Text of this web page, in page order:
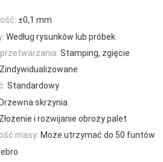
±0,1 mm
Według rysunków lub próbek
Stamping, zgięcie
Zindywidualizowane
Standardowy
Drzewna skrzynia
Złożenie i rozwijanie obroży palet
masy: Może utrzymać do 50 funtów